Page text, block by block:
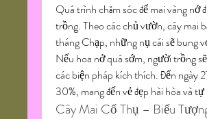
Quá trình chăm sóc để mai vàng
trồng. Theo các chủ vườn, cây mai
tháng Chạp, những nụ cái sẽ bung
Nếu hoa nở quá sớm, người trồng
các biện pháp kích thích. Đến ngày
30%, mang đến vẻ đẹp hài hòa và
Cây Mai Cổ Thụ – Biểu